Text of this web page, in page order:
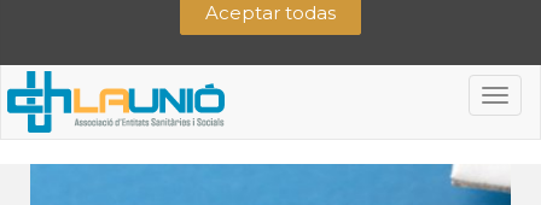
Aceptar todas